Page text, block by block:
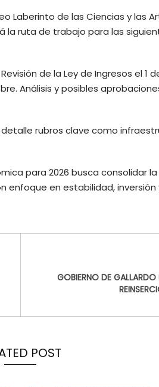
Laberinto de las Ciencias y las
ruta de trabajo para las
de la Ley de Ingresos el 1
Análisis y posibles
rubros clave como
para 2026 busca consolidar
enfoque en estabilidad,
GOBIERNO DE GALLARDO
POST